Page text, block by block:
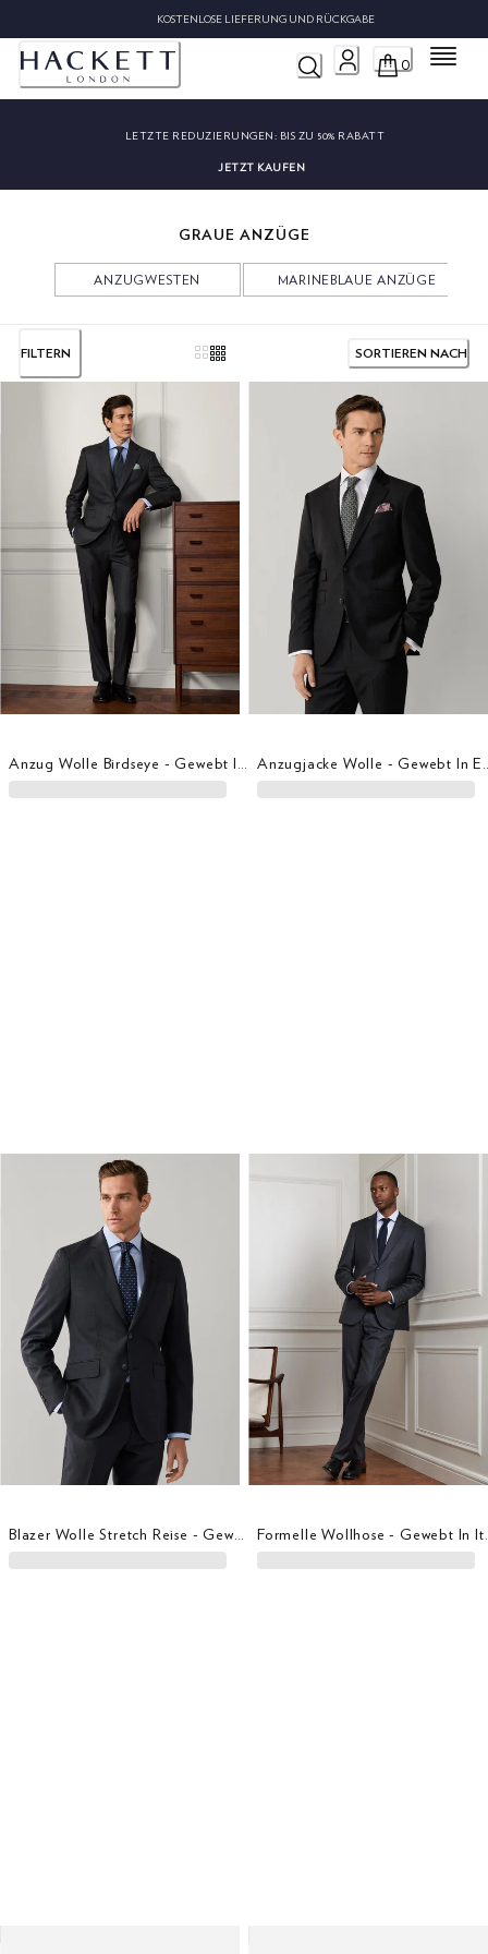
KOSTENLOSE
0 Menü
LETZTE REDUZIERUNGEN: BIS ZU 50% RABATT
JETZT KAUFEN
GRAUE ANZÜGE
ANZUGWESTEN MARINEBLAUE ANZÜGE
FILTERN SORTIEREN NACH
Blazer Wolle Stretch Reise - Gewebt In Italien